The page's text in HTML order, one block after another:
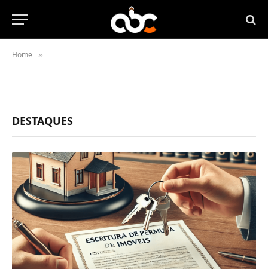
Home »
DESTAQUES